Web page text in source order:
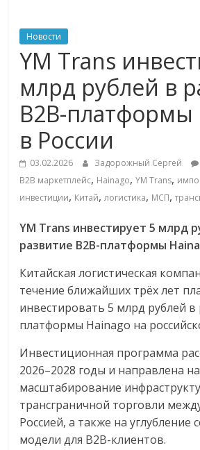
ритейле,
логистике,
соцсетях
Портал
торговле,
сервисах
Commerce,
ритейле,
логистике,
соцсетях.
Нам
важно,
как
знать
как
Новости
YM Trans
млрд рублей в
B2B-платформы
в России
03.02.2026 Задорожный Сергей
B2B маркетплейс, Hainago,YM Trans,
инвестиции, Китай,логистика, МСП,
YM Trans инвестирует 5 млрд
развитие B2B-платформы
Китайская логистическая
течение ближайших трёх лет
инвестировать 5 млрд рублей в
платформы Hainago на
Инвестиционная программа
2026–2028 годы и направлена на
масштабирование
трансграничной торговли
Россией, а также на углубление
модели для B2B-клиентов.